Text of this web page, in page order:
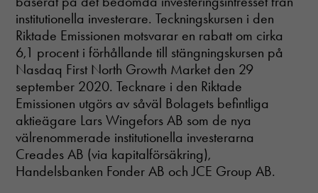
institutionella investerare. Teckningskursen i den
Riktade Emissionen motsvarar en rabatt om cirka
6,1 procent i förhållande till stängningskursen på
Nasdaq First North Growth Market den 29
september 2020. Tecknare i den Riktade
Emissionen utgörs av såväl Bolagets befintliga
aktieägare Lars Wingefors AB som de nya
välrenommerade institutionella investerarna
Creades AB (via kapitalförsäkring),
Handelsbanken Fonder AB och JCE Group AB.